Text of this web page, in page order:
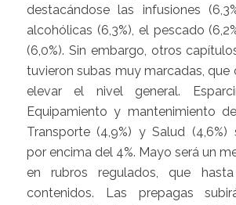
destacándose las infusiones
alcohólicas (6,3%), el pescado
(6,0%). Sin embargo, otros
tuvieron subas muy marcadas, que
elevar el nivel general.
Equipamiento y mantenimiento
Transporte (4,9%) y Salud (4,6%)
por encima del 4%. Mayo será un
en rubros regulados, que
contenidos. Las prepagas